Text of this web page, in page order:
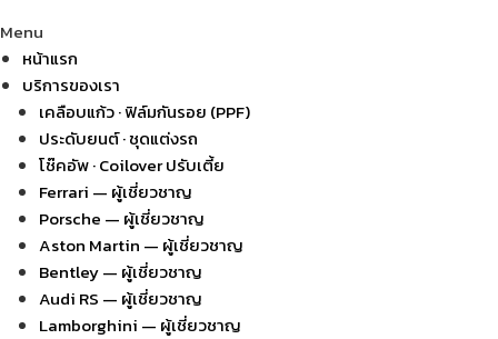
Menu
หน้าแรก
บริการของเรา
เคลือบแก้ว · ฟิล์มกันรอย (PPF)
ประดับยนต์ · ชุดแต่งรถ
โช๊คอัพ · Coilover ปรับเตี้ย
Ferrari — ผู้เชี่ยวชาญ
Porsche — ผู้เชี่ยวชาญ
Aston Martin — ผู้เชี่ยวชาญ
Bentley — ผู้เชี่ยวชาญ
Audi RS — ผู้เชี่ยวชาญ
Lamborghini — ผู้เชี่ยวชาญ